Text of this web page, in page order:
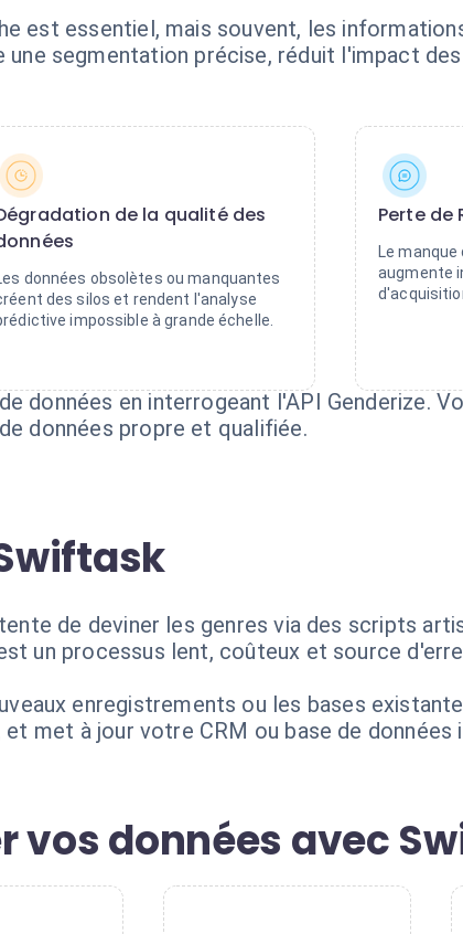
est essentiel, mais souvent, les
segmentation précise, réduit l'impact
de la qualité des
données obsolètes ou manquantes
des silos et rendent l'analyse
impossible à grande échelle.
Perte de
Le
augmente
données en interrogeant l'API Genderize.
données propre et qualifiée.
de deviner les genres via des scripts
un processus lent, coûteux et source
enregistrements ou les bases
met à jour votre CRM ou base de données
vos données avec